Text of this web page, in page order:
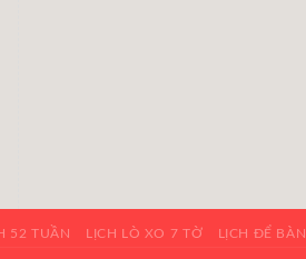
52 TUẦN LỊCH LÒ XO 7 TỜ LỊCH ĐỂ BÀN